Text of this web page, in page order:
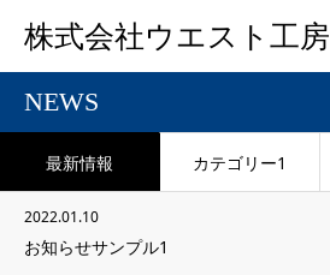
株式会社ウエスト工房
NEWS
最新情報 カテゴリー1
2022.01.10
お知らせサンプル1